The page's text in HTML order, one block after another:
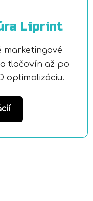
Liprint
marketingové
tlačovín až po
optimalizáciu.